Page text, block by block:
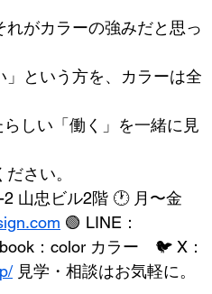
がカラーの強みだと思っ
」という方を、カラーは全
しい「働く」を一緒に見
さい。
山忠ビル2階 🕐 月〜金
🟢 LINE：
：color カラー　🐦 X：
見学・相談はお気軽に。